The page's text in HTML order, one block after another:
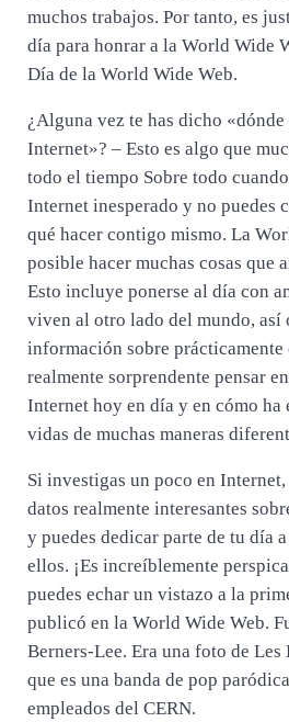
muchos trabajos. Por tanto, es
día para honrar a la World Wide
Día de la World Wide Web.
¿Alguna vez te has dicho
Internet»? – Esto es algo que
todo el tiempo Sobre todo
Internet inesperado y no puedes
qué hacer contigo mismo. La
posible hacer muchas cosas que
Esto incluye ponerse al día con
viven al otro lado del mundo, así
información sobre prácticamente
realmente sorprendente pensar
Internet hoy en día y en cómo ha
vidas de muchas maneras
Si investigas un poco en
datos realmente interesantes
y puedes dedicar parte de tu día
ellos. ¡Es increíblemente
puedes echar un vistazo a la
publicó en la World Wide Web.
Berners-Lee. Era una foto de
que es una banda de pop
empleados del CERN.